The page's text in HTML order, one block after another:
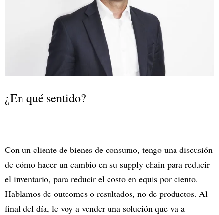
¿En qué sentido?
Con un cliente de bienes de consumo, tengo una discusión
de cómo hacer un cambio en su supply chain para reducir
el inventario, para reducir el costo en equis por ciento.
Hablamos de outcomes o resultados, no de productos. Al
final del día, le voy a vender una solución que va a